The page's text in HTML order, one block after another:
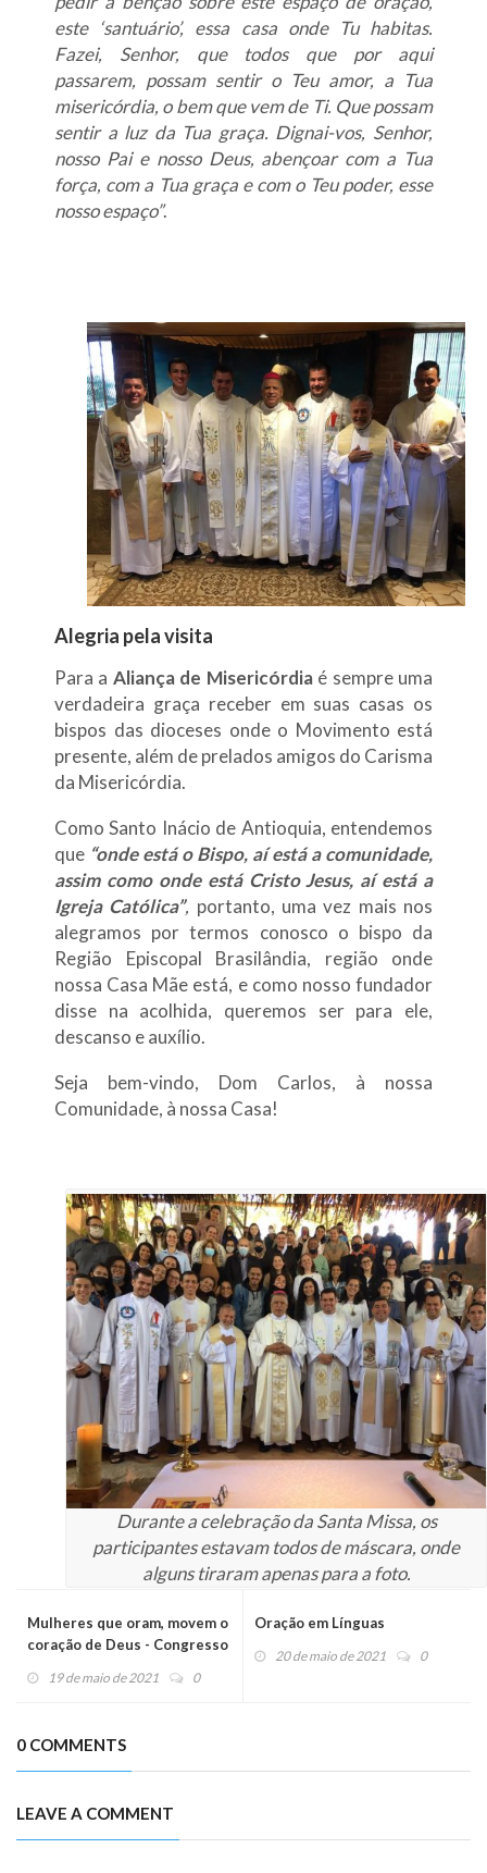
este ‘santuário’, essa casa onde Tu habitas.
Fazei, Senhor, que todos que por aqui
passarem, possam sentir o Teu amor, a Tua
misericórdia, o bem que vem de Ti. Que possam
sentir a luz da Tua graça. Dignai-vos, Senhor,
nosso Pai e nosso Deus, abençoar com a Tua
força, com a Tua graça e com o Teu poder, esse
nosso espaço”.
Alegria pela visita
Para a Aliança de Misericórdiaé sempre uma
verdadeira graça receber em suas casas os
bispos das dioceses onde o Movimento está
presente, além de prelados amigos do Carisma
da Misericórdia.
Como Santo Inácio de Antioquia, entendemos
que “ondeestáoBispo, aíestáa comunidade,
assim como onde estáCristo Jesus, aíestá a
IgrejaCatólica”, portanto, uma vez mais nos
alegramos por termos conosco o bispo da
Região Episcopal Brasilândia, região onde
nossa Casa Mãe está, e como nosso fundador
disse na acolhida, queremos ser para ele,
descanso e auxílio.
Seja bem-vindo, Dom Carlos, à nossa
Comunidade, à nossa Casa!
Durante a celebração da Santa Missa, os
participantes estavam todos de máscara, onde
alguns tiraram apenas para a foto.
Mulheres que oram, movem o
coração de Deus - Congresso
19 de maio de 2021 0
Oração em Línguas
20 de maio de 2021 0
0 COMMENTS
LEAVE A COMMENT